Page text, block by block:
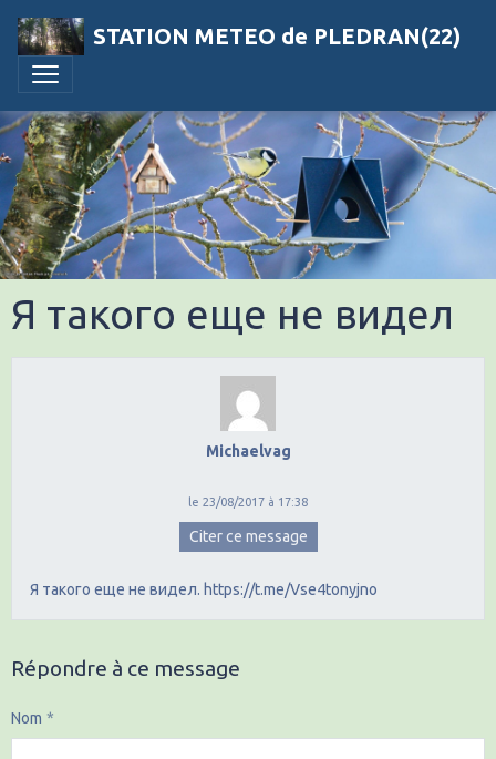
STATION METEO de PLEDRAN(22)
Я такого еще не видел
Michaelvag
le 23/08/2017 à 17:38
Citer ce message
Я такого еще не видел. https://t.me/Vse4tonyjno
Répondre à ce message
Nom